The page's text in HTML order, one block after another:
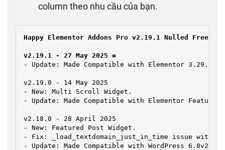
column theo nhu cầu của bạn.
Happy Elementor Addons Pro v2.19.1 Nulled Free
v2.19.1 - 27 May 2025 =
- Update: Made Compatible with Elementor 3.29.
v2.19.0 - 14 May 2025
- New: Multi Scroll Widget.
- Update: Made Compatible with Elementor Feature
v2.18.0 - 28 April 2025
- New: Featured Post Widget.
- Fix: _load_textdomain_just_in_time issue with
- Update: Made Compatible with WordPress